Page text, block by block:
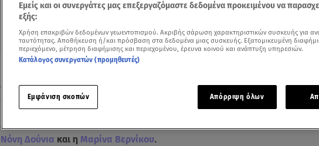
Δείτε περισσότερα άρθρα μας στα αποτελέσματα αναζήτησης
Add star.gr on Google
εγένετο φως»στο Κέντρο Τεχνών του Δήμου Αθηναίων με πολλούς
δίνουν το «παρών».
Ανάμεσά τους η
Νόνη Δούνια και η Μαρίνα Βερνίκου.
Εμείς και οι συνεργάτες μας επεξεργαζόμαστε δεδομένα προκειμένου να
εξής:
Χρήση επακριβών δεδομένων γεωεντοπισμού. Ακριβής σάρωση χαρακτηριστικών συσκευής για
ταυτότητας. Αποθήκευση ή/και πρόσβαση στα δεδομένα μιας συσκευής. Εξατομικευμένη
περιεχόμενο, μέτρηση διαφήμισης και περιεχομένου, έρευνα κοινού και ανάπτυξη υπηρεσιών.
Κατάλογος συνεργατών (προμηθευτές)
Εμφάνιση σκοπών Απόρριψη όλων